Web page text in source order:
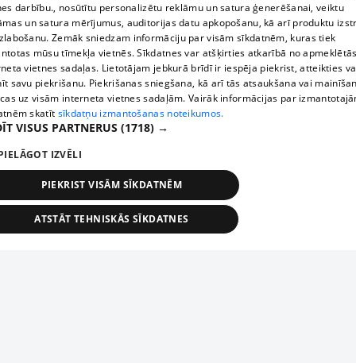
darbību., nosūtītu personalizētu reklāmu un satura ģenerēšanai, veiktu
un satura mērījumus, auditorijas datu apkopošanu, kā arī produktu
Zemāk sniedzam informāciju par visām sīkdatnēm, kuras tiek
mūsu tīmekļa vietnēs. Sīkdatnes var atšķirties atkarībā no
vietnes sadaļas. Lietotājam jebkurā brīdī ir iespēja piekrist, atteikties
savu piekrišanu. Piekrišanas sniegšana, kā arī tās atsaukšana vai
uz visām interneta vietnes sadaļām. Vairāk informācijas par
skatīt sīkdatņu izmantošanas noteikumos.
VISUS PARTNERUS (1718) →
IZVĒLI
PIEKRIST VISĀM SĪKDATNĒM
ATSTĀT TEHNISKĀS SĪKDATNES